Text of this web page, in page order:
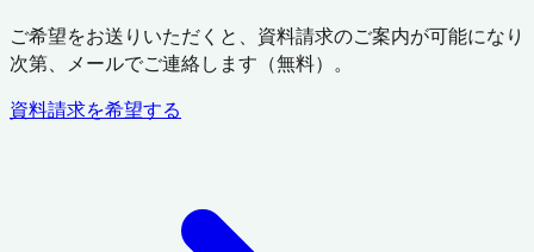
ご希望をお送りいただくと、資料請求のご案内が可能になり
次第、メールでご連絡します（無料）。
資料請求を希望する